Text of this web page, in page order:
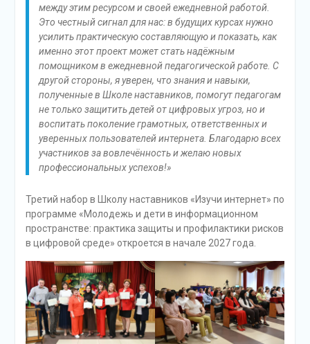
между этим ресурсом и своей ежедневной работой.
Это честный сигнал для нас: в будущих курсах нужно
усилить практическую составляющую и показать, как
именно этот проект может стать надёжным
помощником в ежедневной педагогической работе. С
другой стороны, я уверен, что знания и навыки,
полученные в Школе наставников, помогут педагогам
не только защитить детей от цифровых угроз, но и
воспитать поколение грамотных, ответственных и
уверенных пользователей интернета. Благодарю всех
участников за вовлечённость и желаю новых
профессиональных успехов!»
Третий набор в Школу наставников «Изучи интернет» по
программе «Молодежь и дети в информационном
пространстве: практика защиты и профилактики рисков
в цифровой среде» откроется в начале 2027 года.